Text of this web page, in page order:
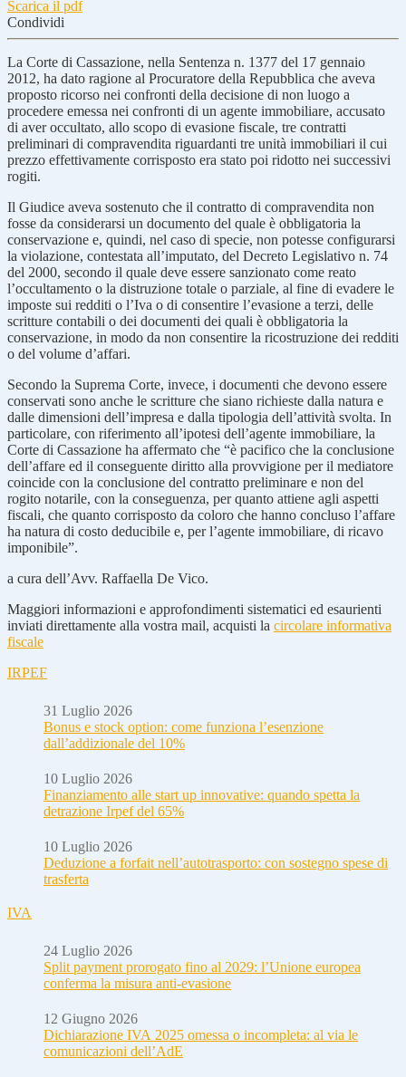
Scarica il pdf
Condividi
La Corte di Cassazione, nella Sentenza n. 1377 del 17 gennaio
2012, ha dato ragione al Procuratore della Repubblica che aveva
proposto ricorso nei confronti della decisione di non luogo a
procedere emessa nei confronti di un agente immobiliare, accusato
di aver occultato, allo scopo di evasione fiscale, tre contratti
preliminari di compravendita riguardanti tre unità immobiliari il cui
prezzo effettivamente corrisposto era stato poi ridotto nei successivi
rogiti.
Il Giudice aveva sostenuto che il contratto di compravendita non
fosse da considerarsi un documento del quale è obbligatoria la
conservazione e, quindi, nel caso di specie, non potesse configurarsi
la violazione, contestata all’imputato, del Decreto Legislativo n. 74
del 2000, secondo il quale deve essere sanzionato come reato
l’occultamento o la distruzione totale o parziale, al fine di evadere le
imposte sui redditi o l’Iva o di consentire l’evasione a terzi, delle
scritture contabili o dei documenti dei quali è obbligatoria la
conservazione, in modo da non consentire la ricostruzione dei redditi
o del volume d’affari.
Secondo la Suprema Corte, invece, i documenti che devono essere
conservati sono anche le scritture che siano richieste dalla natura e
dalle dimensioni dell’impresa e dalla tipologia dell’attività svolta. In
particolare, con riferimento all’ipotesi dell’agente immobiliare, la
Corte di Cassazione ha affermato che “è pacifico che la conclusione
dell’affare ed il conseguente diritto alla provvigione per il mediatore
coincide con la conclusione del contratto preliminare e non del
rogito notarile, con la conseguenza, per quanto attiene agli aspetti
fiscali, che quanto corrisposto da coloro che hanno concluso l’affare
ha natura di costo deducibile e, per l’agente immobiliare, di ricavo
imponibile”.
a cura dell’Avv. Raffaella De Vico.
Maggiori informazioni e approfondimenti sistematici ed esaurienti
inviati direttamente alla vostra mail, acquisti la circolare informativa
fiscale
IRPEF
31 Luglio 2026
Bonus e stock option: come funziona l’esenzione
dall’addizionale del 10%
10 Luglio 2026
Finanziamento alle start up innovative: quando spetta la
detrazione Irpef del 65%
10 Luglio 2026
Deduzione a forfait nell’autotrasporto: con sostegno spese di
trasferta
IVA
24 Luglio 2026
Split payment prorogato fino al 2029: l’Unione europea
conferma la misura anti-evasione
12 Giugno 2026
Dichiarazione IVA 2025 omessa o incompleta: al via le
comunicazioni dell’AdE